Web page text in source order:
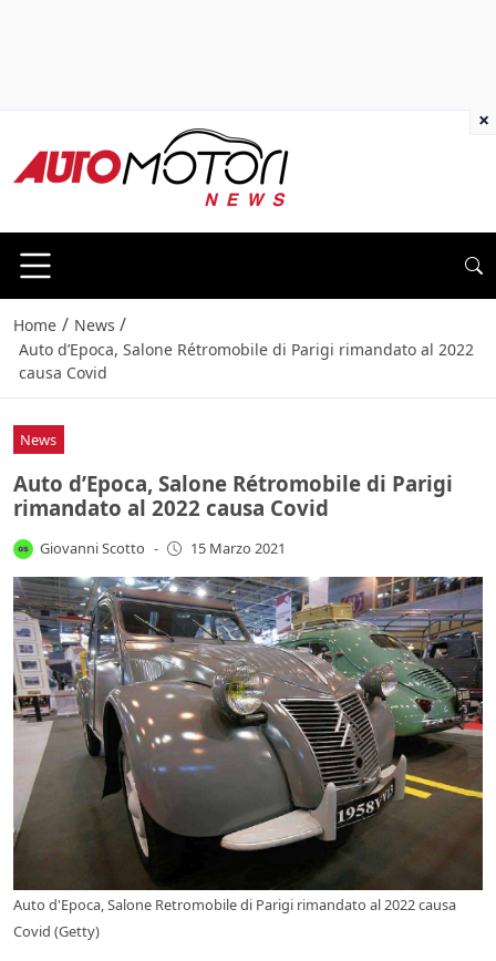
Home / News /
Auto d’Epoca, Salone Rétromobile di Parigi rimandato al 2022
causa Covid
News
Auto d’Epoca, Salone Rétromobile di Parigi
rimandato al 2022 causa Covid
Giovanni Scotto - 15 Marzo 2021
Auto d'Epoca, Salone Retromobile di Parigi rimandato al 2022 causa
Covid (Getty)
×